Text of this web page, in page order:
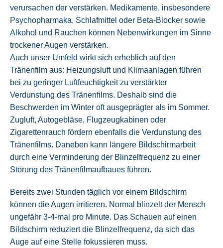
verursachen der verstärken. Medikamente, insbesondere
Psychopharmaka, Schlafmittel oder Beta-Blocker sowie
Alkohol und Rauchen können Nebenwirkungen im Sinne
trockener Augen verstärken.
Auch unser Umfeld wirkt sich erheblich auf den
Tränenfilm aus: Heizungsluft und Klimaanlagen führen
bei zu geringer Luftfeuchtigkeit zu verstärkter
Verdunstung des Tränenfilms. Deshalb sind die
Beschwerden im Winter oft ausgeprägter als im Sommer.
Zugluft, Autogebläse, Flugzeugkabinen oder
Zigarettenrauch fördern ebenfalls die Verdunstung des
Tränenfilms. Daneben kann längere Bildschirmarbeit
durch eine Verminderung der Blinzelfrequenz zu einer
Störung des Tränenfilmaufbaues führen.
Bereits zwei Stunden täglich vor einem Bildschirm
können die Augen irritieren. Normal blinzelt der Mensch
ungefähr 3-4-mal pro Minute. Das Schauen auf einen
Bildschirm reduziert die Blinzelfrequenz, da sich das
Auge auf eine Stelle fokussieren muss.